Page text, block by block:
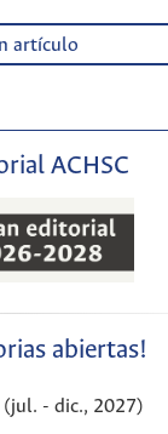
artículo
ACHSC
abiertas!
- dic., 2027)